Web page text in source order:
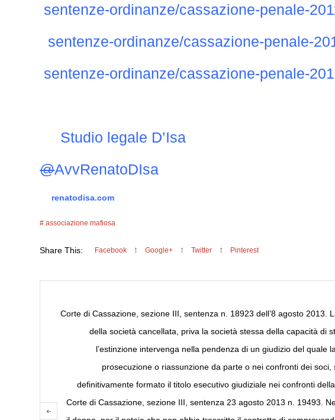
sentenze-ordinanze/cassazione-penale-
sentenze-ordinanze/cassazione-penale-
sentenze-ordinanze/cassazione-penale-
Studio legale D’Isa
@AvvRenatoDIsa
renatodisa.com
associazione mafiosa
Share This: Facebook Google+ Twitter Pinterest
Corte di Cassazione, sezione III, sentenza n. 18923 dell’8 agosto
della società cancellata, priva la società stessa della capacità di
l’estinzione intervenga nella pendenza di un giudizio del
prosecuzione o riassunzione da parte o nei confronti dei
definitivamente formato il titolo esecutivo giudiziale nei confronti
Corte di Cassazione, sezione III, sentenza 23 agosto 2013 n. 19493.